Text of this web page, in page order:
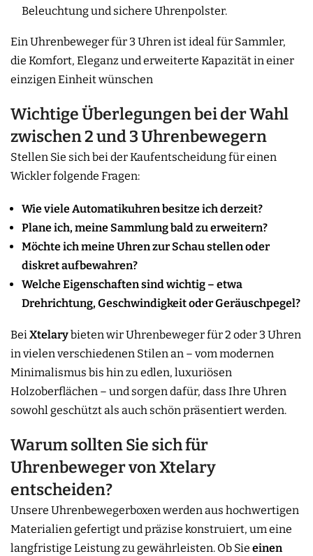
Beleuchtung und sichere Uhrenpolster.
Ein Uhrenbeweger für 3 Uhren ist ideal für Sammler,
die Komfort, Eleganz und erweiterte Kapazität in einer
einzigen Einheit wünschen
Wichtige Überlegungen bei der Wahl
zwischen 2 und 3 Uhrenbewegern
Stellen Sie sich bei der Kaufentscheidung für einen
Wickler folgende Fragen:
Wie viele Automatikuhren besitze ich derzeit?
Plane ich, meine Sammlung bald zu erweitern?
Möchte ich meine Uhren zur Schau stellen oder
diskret aufbewahren?
Welche Eigenschaften sind wichtig – etwa
Drehrichtung, Geschwindigkeit oder Geräuschpegel?
BeiXtelarybieten wir Uhrenbeweger für 2 oder 3 Uhren
in vielen verschiedenen Stilen an – vom modernen
Minimalismus bis hin zu edlen, luxuriösen
Holzoberflächen – und sorgen dafür, dass Ihre Uhren
sowohl geschützt als auch schön präsentiert werden.
Warum sollten Sie sich für
Uhrenbeweger von Xtelary
entscheiden?
Unsere Uhrenbewegerboxen werden aus hochwertigen
Materialien gefertigt und präzise konstruiert, um eine
langfristige Leistung zu gewährleisten. Ob Sie einen